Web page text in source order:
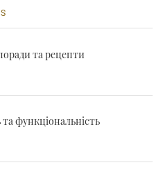
та рецепти
функціональність